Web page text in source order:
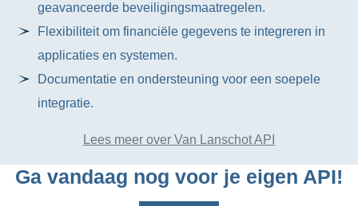
geavanceerde beveiligingsmaatregelen.
Flexibiliteit om financiële gegevens te integreren in
applicaties en systemen.
Documentatie en ondersteuning voor een soepele
integratie.
Lees meer over Van Lanschot API
Ga vandaag nog voor je eigen API!